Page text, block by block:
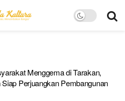
Menggema di Tarakan,
Perjuangkan Pembangunan